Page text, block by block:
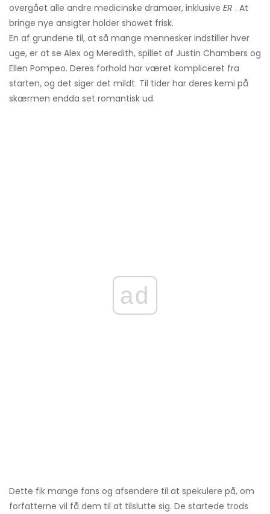
overgået alle andre medicinske dramaer, inklusive ER . At
bringe nye ansigter holder showet frisk.
En af grundene til, at så mange mennesker indstiller hver
uge, er at se Alex og Meredith, spillet af Justin Chambers og
Ellen Pompeo. Deres forhold har været kompliceret fra
starten, og det siger det mildt. Til tider har deres kemi på
skærmen endda set romantisk ud.
ad
Dette fik mange fans og afsendere til at spekulere på, om
forfatterne vil få dem til at tilslutte sig. De startede trods